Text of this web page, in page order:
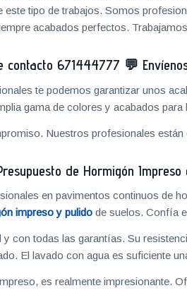
tipo de trabajos. Somos
acabados perfectos.
671444777 💬
te podemos garantizar unos
gama de colores y acabados
Nuestros profesionales están
de Hormigón
en pavimentos continuos de
impreso y pulidode suelos. Confía
con todas las garantías. Su
El lavado con agua es suficiente
es realmente impresionante.